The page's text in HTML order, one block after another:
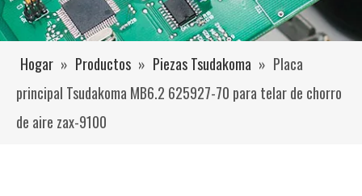
Hogar » Productos » Piezas Tsudakoma » Placa
principal Tsudakoma MB6.2 625927-70 para telar de chorro
de aire zax-9100